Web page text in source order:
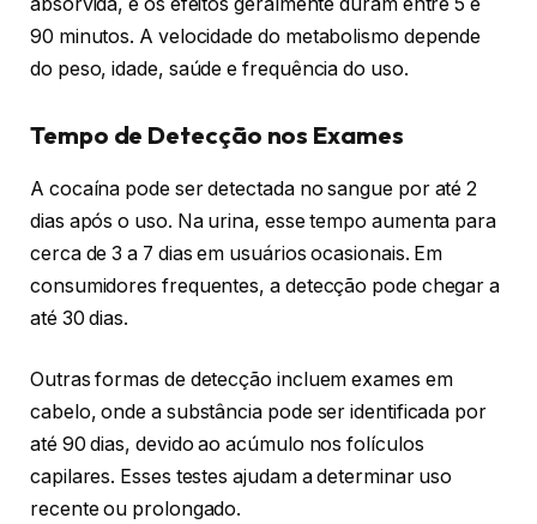
90 minutos. A velocidade do metabolismo depende
do peso, idade, saúde e frequência do uso.
Tempo de Detecção nos Exames
A cocaína pode ser detectada no sangue por até 2
dias após o uso. Na urina, esse tempo aumenta para
cerca de 3 a 7 dias em usuários ocasionais. Em
consumidores frequentes, a detecção pode chegar a
até 30 dias.
Outras formas de detecção incluem exames em
cabelo, onde a substância pode ser identificada por
até 90 dias, devido ao acúmulo nos folículos
capilares. Esses testes ajudam a determinar uso
recente ou prolongado.